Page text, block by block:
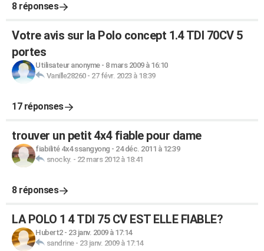
8 réponses
Votre avis sur la Polo concept 1.4 TDI 70CV 5
portes
Utilisateur anonyme- 8 mars 2009 à 16:10
Vanille28260- 27 févr. 2023 à 18:39
17 réponses
trouver un petit 4x4 fiable pour dame
fiabilité 4x4 ssangyong - 24 déc. 2011 à 12:39
snocky. - 22 mars 2012 à 18:41
8 réponses
LA POLO 1 4 TDI 75 CV EST ELLE FIABLE?
Hubert2- 23 janv. 2009 à 17:14
sandrine- 23 janv. 2009 à 17:14